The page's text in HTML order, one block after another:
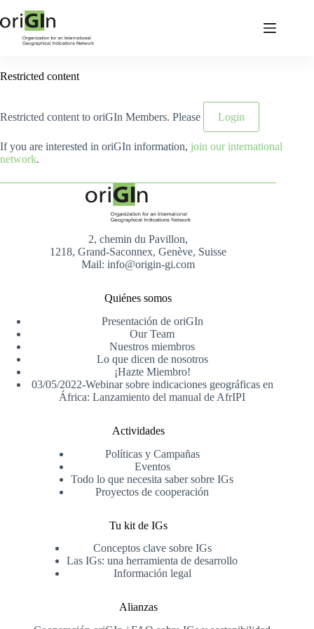
Restricted content
Restricted content to oriGIn Members. Please Login
If you are interested in oriGIn information, join our international
network.
2, chemin du Pavillon,
1218, Grand-Saconnex, Genève, Suisse
Mail: info@origin-gi.com
Quiénes somos
Presentación de oriGIn
Our Team
Nuestros miembros
Lo que dicen de nosotros
¡Hazte Miembro!
03/05/2022-Webinar sobre indicaciones geográficas en
África: Lanzamiento del manual de AfrIPI
Actividades
Políticas y Campañas
Eventos
Todo lo que necesita saber sobre IGs
Proyectos de cooperación
Tu kit de IGs
Conceptos clave sobre IGs
Las IGs: una herramienta de desarrollo
Información legal
Alianzas